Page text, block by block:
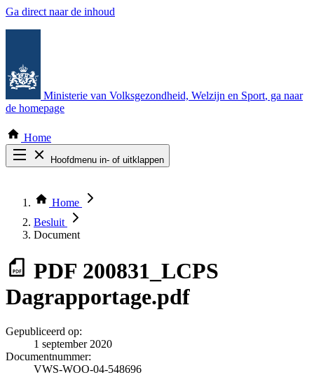
Ga direct naar de inhoud
Ministerie van Volksgezondheid, Welzijn en Sport, ga naar
de homepage
Home
Hoofdmenu in- of uitklappen
Thema COVID-19
Bekijk per bestuursorgaan
Home
Besluit
Document
PDF 200831_LCPS
Dagrapportage.pdf
Gepubliceerd op:
1 september 2020
Documentnummer:
VWS-WOO-04-548696